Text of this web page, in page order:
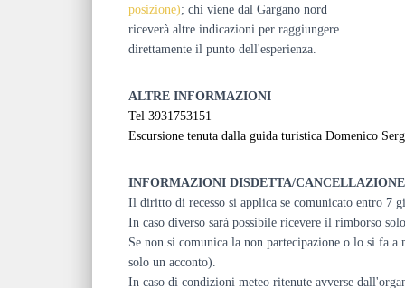
posizione); chi viene dal Gargano nord
riceverà altre indicazioni per raggiungere
direttamente il punto dell'esperienza.
ALTRE INFORMAZIONI
Tel 3931753151
Escursione tenuta dalla guida turistica Domenico
INFORMAZIONI DISDETTA/
Il diritto di recesso si applica se comunicato entro 7
In caso diverso sarà possibile ricevere il rimborso
Se non si comunica la non partecipazione o lo si fa
solo un acconto).
In caso di condizioni meteo ritenute avverse